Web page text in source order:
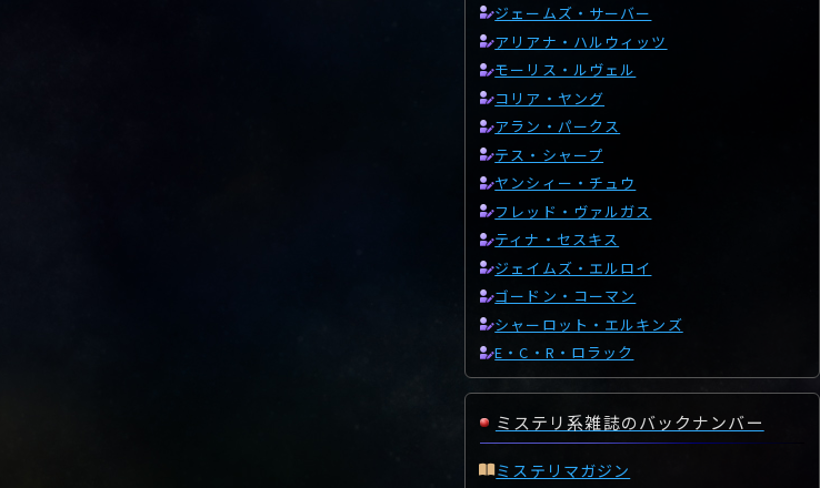
ジェームズ・サーバー
アリアナ・ハルウィッツ
モーリス・ルヴェル
コリア・ヤング
アラン・パークス
テス・シャープ
ヤンシィー・チュウ
フレッド・ヴァルガス
ティナ・セスキス
ジェイムズ・エルロイ
ゴードン・コーマン
シャーロット・エルキンズ
E・C・R・ロラック
ミステリ系雑誌のバックナンバー
ミステリマガジン